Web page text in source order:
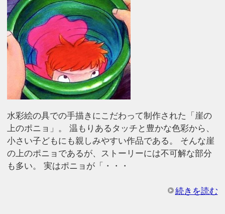
水彩絵の具での手描きにこだわって制作された「崖の
上のポニョ」。 温もりあるタッチと豊かな色彩から、
小さい子どもにも親しみやすい作品である。 そんな崖
の上のポニョであるが、ストーリーには不可解な部分
も多い。 実はポニョが「・・・
続きを読む